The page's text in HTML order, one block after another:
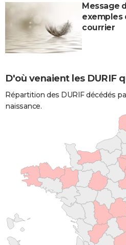
Message
exemples
courrier
D'où venaient les DURIF
Répartition des DURIF décédés
naissance.